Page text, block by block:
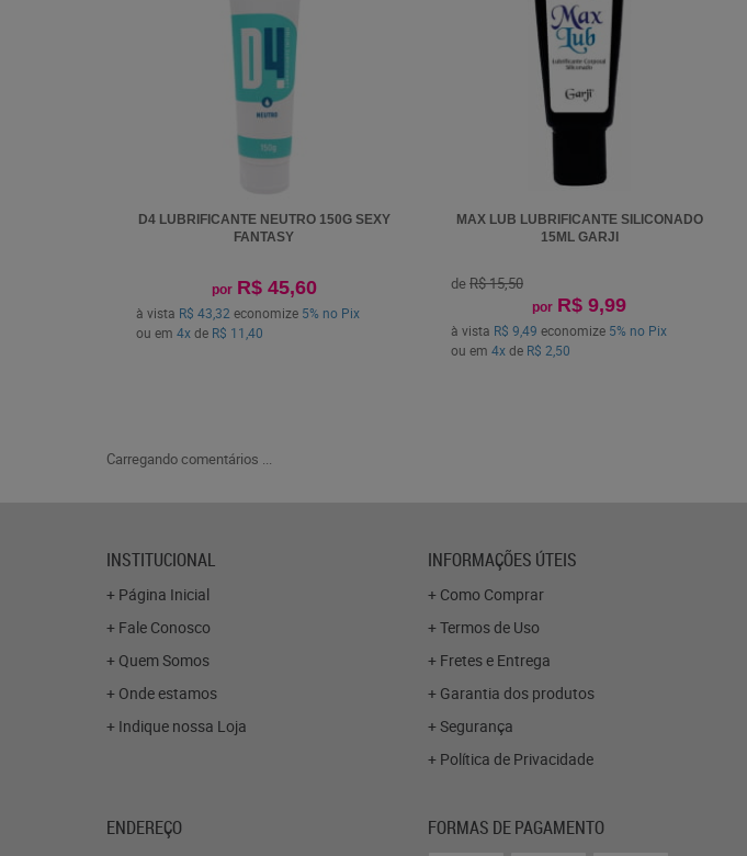
D4 LUBRIFICANTE NEUTRO 150G SEXY
FANTASY
por R$ 45,60
à vista R$ 43,32 economize 5% no Pix
ou em 4xde R$ 11,40
MAX LUB LUBRIFICANTE SILICONADO
15ML GARJI
deR$ 15,50
por R$ 9,99
à vista R$ 9,49 economize 5% no Pix
ou em 4xde R$ 2,50
Carregando comentários ...
INSTITUCIONAL
Página Inicial
Fale Conosco
Quem Somos
Onde estamos
Indique nossa Loja
INFORMAÇÕES ÚTEIS
Como Comprar
Termos de Uso
Fretes e Entrega
Garantia dos produtos
Segurança
Política de Privacidade
ENDEREÇO FORMAS DE PAGAMENTO